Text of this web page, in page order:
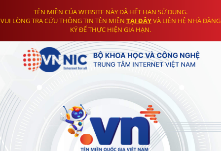
TÊN MIỀN CỦA WEBSITE NÀY ĐÃ HẾT HẠN SỬ DỤNG.
VUI LÒNG TRA CỨU THÔNG TIN TÊN MIỀN TẠI ĐÂYVÀ LIÊN HỆ NHÀ ĐĂNG
KÝ ĐỂ THỰC HIỆN GIA HẠN.